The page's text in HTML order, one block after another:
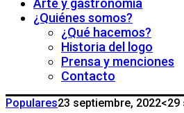
Arte y gastronomía
¿Quiénes somos?
¿Qué hacemos?
Historia del logo
Prensa y menciones
Contacto
Populares23 septiembre, 2022<29